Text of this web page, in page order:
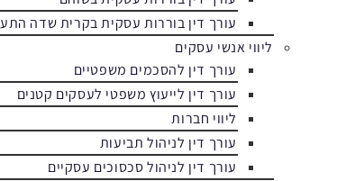
עורך דין בוררות עסקית בקרית שדה
ליווי אנשי עסקים
עורך דין להסכמים משפטיים
עורך דין לייעוץ משפטי לעסקים קטנים
ליווי חברות
עורך דין לניהול תביעות
עורך דין לניהול סכסוכים עסקיים